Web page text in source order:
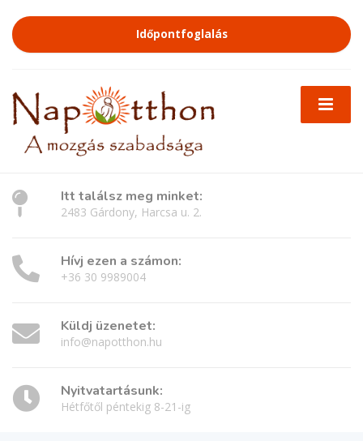
Időpontfoglalás
Itt találsz meg minket:
2483 Gárdony, Harcsa u. 2.
Hívj ezen a számon:
+36 30 9989004
Küldj üzenetet:
info@napotthon.hu
Nyitvatartásunk:
Hétfőtől péntekig 8-21-ig